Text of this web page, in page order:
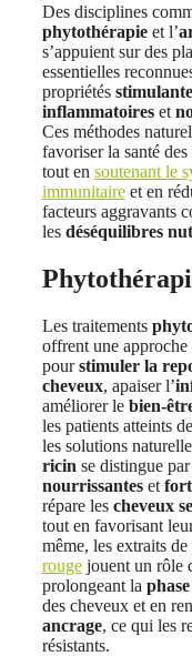
Des disciplines
phytothérapie et l’
s’appuient sur des
essentielles
propriétés
inflammatoires et
Ces méthodes
favoriser la santé
tout en soutenant le
immunitaire et en
facteurs aggravants
les déséquilibres
Les traitements
offrent une
pourstimuler la
cheveux, apaiser l’
améliorer le bien-
les patients atteints de
les solutions
ricin se distingue
nourrissantes et
répare les cheveux
tout en favorisant
même, les extraits de
rouge jouent un rôle
prolongeant la
des cheveux et en
ancrage, ce qui les
résistants.